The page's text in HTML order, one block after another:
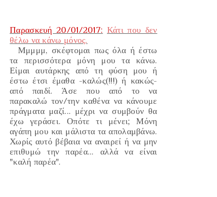
Παρασκευή 20/01/2017: Κάτι που δεν
θέλω να κάνω μόνος.
Μμμμμ, σκέφτομαι πως όλα ή έστω
τα περισσότερα μόνη μου τα κάνω.
Είμαι αυτάρκης από τη φύση μου ή
έστω έτσι έμαθα -καλώς(!!!) ή κακώς-
από παιδί. Άσε που από το να
παρακαλώ τον/την καθένα να κάνουμε
πράγματα μαζί... μέχρι να συμβούν θα
έχω γεράσει. Οπότε τι μένει; Μόνη
αγάπη μου και μάλιστα τα απολαμβάνω.
Χωρίς αυτό βέβαια να αναιρεί ή να μην
επιθυμώ την παρέα... αλλά να είναι
"καλή παρέα".